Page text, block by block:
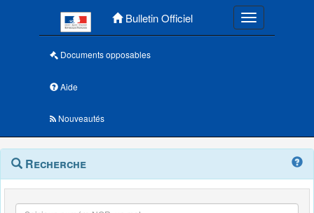
Bulletin Officiel Toggle
Documents opposables
Aide
Nouveautés
Navigation
outils
Menu
contextuel
Recherche